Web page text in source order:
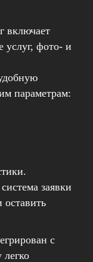
включает
фото- и
параметрам:
заявки
с
легко